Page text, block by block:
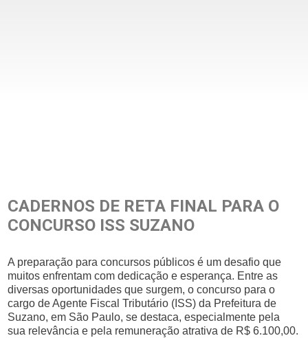
CADERNOS DE RETA FINAL PARA O
CONCURSO ISS SUZANO
A preparação para concursos públicos é um desafio que
muitos enfrentam com dedicação e esperança. Entre as
diversas oportunidades que surgem, o concurso para o
cargo de Agente Fiscal Tributário (ISS) da Prefeitura de
Suzano, em São Paulo, se destaca, especialmente pela
sua relevância e pela remuneração atrativa de R$ 6.100,00.